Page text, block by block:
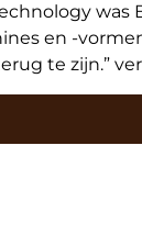
en -
te zijn.”